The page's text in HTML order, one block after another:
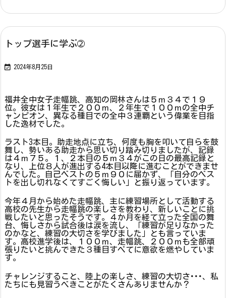
トップ選手に学ぶ➁
 2024年8月25日
福井全中女子走幅跳、高知の岡林さんは５ｍ３４で１９
位。彼女は１年生で２００ｍ、２年生で１００ｍの全中チ
ャンピオン、異なる種目での全中３連覇という偉業を目指
した逸材でした。
ラスト3本目。助走地点に立ち、何度も胸を叩いて自らを鼓
舞し、勢いある助走から思い切り踏み切りましたが、記録
は４ｍ７５。１、２本目の５ｍ３４がこの日の最高記録と
なり、上位８人が進出する4本目以降に進むことができませ
んでした。自己ベストの５ｍ９０に届かず、「自分のベス
トを出し切れなくてすごく悔しい」と振り返っています。
今年４月から始めた走幅跳、主に練習場所として活動する
高校の先生から走幅跳の楽しさを教わり、新しいことに挑
戦したいと思ったそうです。４か月を経て立った全国の舞
台、悔しさから試合後は涙を流し、「練習が足りなかった
のかなと、練習の大切さを学びました」とも言っていま
す。高校進学後は、１００ｍ、走幅跳、２００ｍも全部頑
張りたいと挑んできた３種目すべてに意欲を燃やしていま
す。
チャレンジすること、陸上の楽しさ、練習の大切さ･･･、私
たちにも見習うべきことがたくさんありませんか？